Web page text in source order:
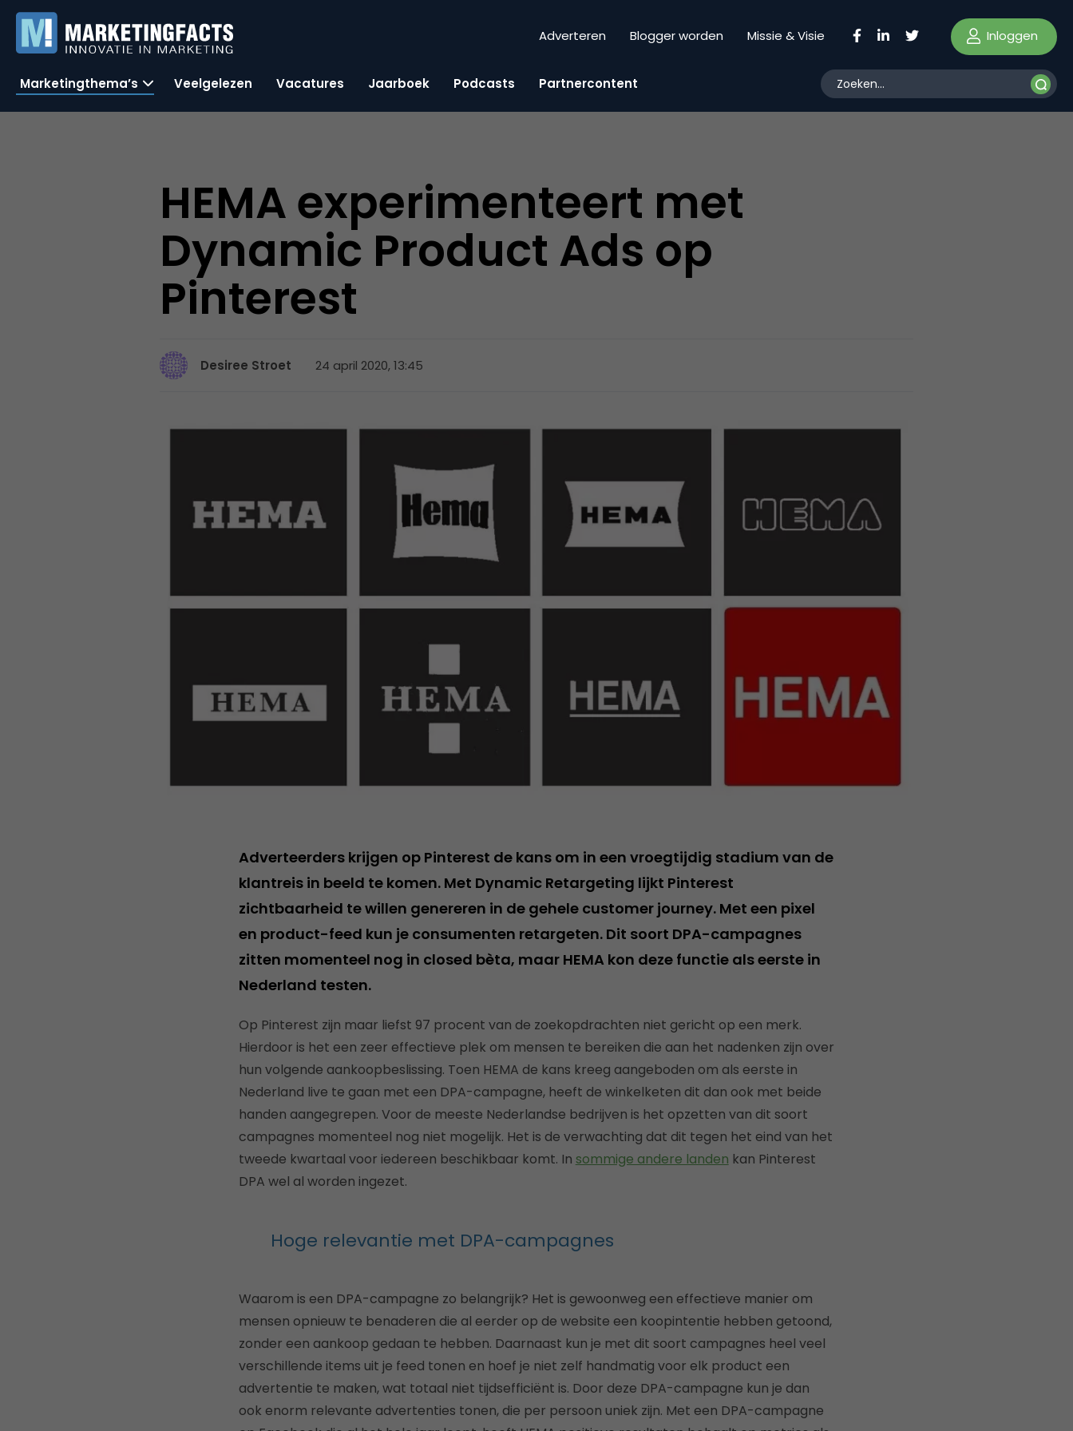
Adverteren Blogger worden Missie & Visie Inloggen
Marketingthema’s Veelgelezen Vacatures Jaarboek Podcasts Partnercontent
HEMA experimenteert met
Dynamic Product Ads op
Pinterest
Desiree Stroet 24 april 2020, 13:45
Adverteerders krijgen op Pinterest de kans om in een vroegtijdig stadium van de
klantreis in beeld te komen. Met Dynamic Retargeting lijkt Pinterest
zichtbaarheid te willen genereren in de gehele customer journey. Met een pixel
en product-feed kun je consumenten retargeten. Dit soort DPA-campagnes
zitten momenteel nog in closed bèta, maar HEMA kon deze functie als eerste in
Nederland testen.
Op Pinterest zijn maar liefst 97 procent van de zoekopdrachten niet gericht op een merk.
Hierdoor is het een zeer effectieve plek om mensen te bereiken die aan het nadenken zijn over
hun volgende aankoopbeslissing. Toen HEMA de kans kreeg aangeboden om als eerste in
Nederland live te gaan met een DPA-campagne, heeft de winkelketen dit dan ook met beide
handen aangegrepen. Voor de meeste Nederlandse bedrijven is het opzetten van dit soort
campagnes momenteel nog niet mogelijk. Het is de verwachting dat dit tegen het eind van het
tweede kwartaal voor iedereen beschikbaar komt. In sommige andere landen kan Pinterest
DPA wel al worden ingezet.
Hoge relevantie met DPA-campagnes
Waarom is een DPA-campagne zo belangrijk? Het is gewoonweg een effectieve manier om
mensen opnieuw te benaderen die al eerder op de website een koopintentie hebben getoond,
zonder een aankoop gedaan te hebben. Daarnaast kun je met dit soort campagnes heel veel
verschillende items uit je feed tonen en hoef je niet zelf handmatig voor elk product een
advertentie te maken, wat totaal niet tijdsefficiënt is. Door deze DPA-campagne kun je dan
ook enorm relevante advertenties tonen, die per persoon uniek zijn. Met een DPA-campagne